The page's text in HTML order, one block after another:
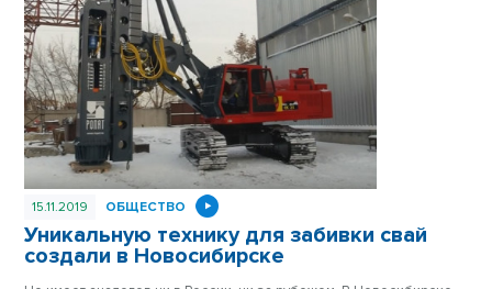
15.11.2019 ОБЩЕСТВО
Уникальную технику для забивки свай
создали в Новосибирске